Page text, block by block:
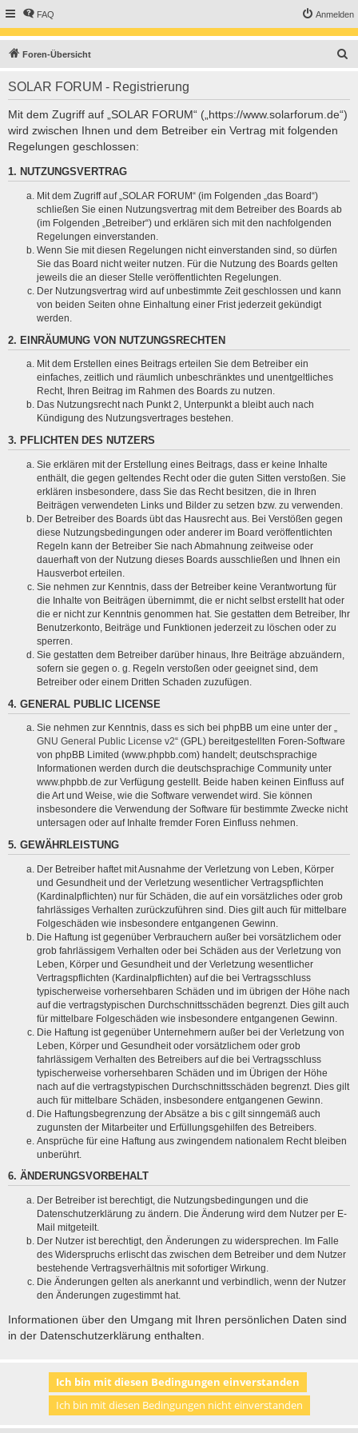
FAQ Anmelden
Foren-Übersicht
SOLAR FORUM - Registrierung
Mit dem Zugriff auf „SOLAR FORUM“ („https://www.solarforum.de“)
wird zwischen Ihnen und dem Betreiber ein Vertrag mit folgenden
Regelungen geschlossen:
1. NUTZUNGSVERTRAG
Mit dem Zugriff auf „SOLAR FORUM“ (im Folgenden „das Board“)
schließen Sie einen Nutzungsvertrag mit dem Betreiber des Boards ab
(im Folgenden „Betreiber“) und erklären sich mit den nachfolgenden
Regelungen einverstanden.
Wenn Sie mit diesen Regelungen nicht einverstanden sind, so dürfen
Sie das Board nicht weiter nutzen. Für die Nutzung des Boards gelten
jeweils die an dieser Stelle veröffentlichten Regelungen.
Der Nutzungsvertrag wird auf unbestimmte Zeit geschlossen und kann
von beiden Seiten ohne Einhaltung einer Frist jederzeit gekündigt
werden.
2. EINRÄUMUNG VON NUTZUNGSRECHTEN
Mit dem Erstellen eines Beitrags erteilen Sie dem Betreiber ein
einfaches, zeitlich und räumlich unbeschränktes und unentgeltliches
Recht, Ihren Beitrag im Rahmen des Boards zu nutzen.
Das Nutzungsrecht nach Punkt 2, Unterpunkt a bleibt auch nach
Kündigung des Nutzungsvertrages bestehen.
3. PFLICHTEN DES NUTZERS
Sie erklären mit der Erstellung eines Beitrags, dass er keine Inhalte
enthält, die gegen geltendes Recht oder die guten Sitten verstoßen. Sie
erklären insbesondere, dass Sie das Recht besitzen, die in Ihren
Beiträgen verwendeten Links und Bilder zu setzen bzw. zu verwenden.
Der Betreiber des Boards übt das Hausrecht aus. Bei Verstößen gegen
diese Nutzungsbedingungen oder anderer im Board veröffentlichten
Regeln kann der Betreiber Sie nach Abmahnung zeitweise oder
dauerhaft von der Nutzung dieses Boards ausschließen und Ihnen ein
Hausverbot erteilen.
Sie nehmen zur Kenntnis, dass der Betreiber keine Verantwortung für
die Inhalte von Beiträgen übernimmt, die er nicht selbst erstellt hat oder
die er nicht zur Kenntnis genommen hat. Sie gestatten dem Betreiber, Ihr
Benutzerkonto, Beiträge und Funktionen jederzeit zu löschen oder zu
sperren.
Sie gestatten dem Betreiber darüber hinaus, Ihre Beiträge abzuändern,
sofern sie gegen o. g. Regeln verstoßen oder geeignet sind, dem
Betreiber oder einem Dritten Schaden zuzufügen.
4. GENERAL PUBLIC LICENSE
Sie nehmen zur Kenntnis, dass es sich bei phpBB um eine unter der „
GNU General Public License v2“ (GPL) bereitgestellten Foren-Software
von phpBB Limited (www.phpbb.com) handelt; deutschsprachige
Informationen werden durch die deutschsprachige Community unter
www.phpbb.de zur Verfügung gestellt. Beide haben keinen Einfluss auf
die Art und Weise, wie die Software verwendet wird. Sie können
insbesondere die Verwendung der Software für bestimmte Zwecke nicht
untersagen oder auf Inhalte fremder Foren Einfluss nehmen.
5. GEWÄHRLEISTUNG
Der Betreiber haftet mit Ausnahme der Verletzung von Leben, Körper
und Gesundheit und der Verletzung wesentlicher Vertragspflichten
(Kardinalpflichten) nur für Schäden, die auf ein vorsätzliches oder grob
fahrlässiges Verhalten zurückzuführen sind. Dies gilt auch für mittelbare
Folgeschäden wie insbesondere entgangenen Gewinn.
Die Haftung ist gegenüber Verbrauchern außer bei vorsätzlichem oder
grob fahrlässigem Verhalten oder bei Schäden aus der Verletzung von
Leben, Körper und Gesundheit und der Verletzung wesentlicher
Vertragspflichten (Kardinalpflichten) auf die bei Vertragsschluss
typischerweise vorhersehbaren Schäden und im übrigen der Höhe nach
auf die vertragstypischen Durchschnittsschäden begrenzt. Dies gilt auch
für mittelbare Folgeschäden wie insbesondere entgangenen Gewinn.
Die Haftung ist gegenüber Unternehmern außer bei der Verletzung von
Leben, Körper und Gesundheit oder vorsätzlichem oder grob
fahrlässigem Verhalten des Betreibers auf die bei Vertragsschluss
typischerweise vorhersehbaren Schäden und im Übrigen der Höhe
nach auf die vertragstypischen Durchschnittsschäden begrenzt. Dies gilt
auch für mittelbare Schäden, insbesondere entgangenen Gewinn.
Die Haftungsbegrenzung der Absätze a bis c gilt sinngemäß auch
zugunsten der Mitarbeiter und Erfüllungsgehilfen des Betreibers.
Ansprüche für eine Haftung aus zwingendem nationalem Recht bleiben
unberührt.
6. ÄNDERUNGSVORBEHALT
Der Betreiber ist berechtigt, die Nutzungsbedingungen und die
Datenschutzerklärung zu ändern. Die Änderung wird dem Nutzer per E-
Mail mitgeteilt.
Der Nutzer ist berechtigt, den Änderungen zu widersprechen. Im Falle
des Widerspruchs erlischt das zwischen dem Betreiber und dem Nutzer
bestehende Vertragsverhältnis mit sofortiger Wirkung.
Die Änderungen gelten als anerkannt und verbindlich, wenn der Nutzer
den Änderungen zugestimmt hat.
Informationen über den Umgang mit Ihren persönlichen Daten sind
in der Datenschutzerklärung enthalten.